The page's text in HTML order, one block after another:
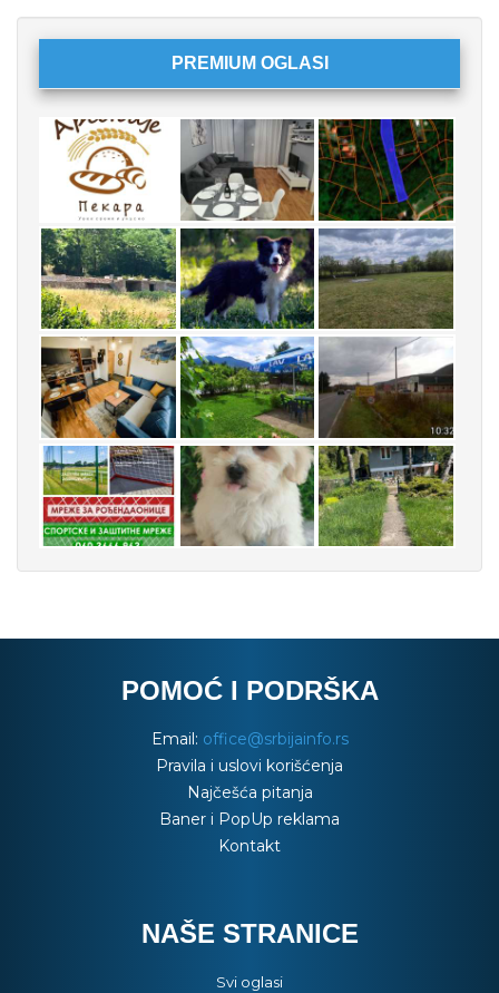
PREMIUM OGLASI
POMOĆ I PODRŠKA
Email: office@srbijainfo.rs
Pravila i uslovi korišćenja
Najčešća pitanja
Baner i PopUp reklama
Kontakt
NAŠE STRANICE
Svi oglasi